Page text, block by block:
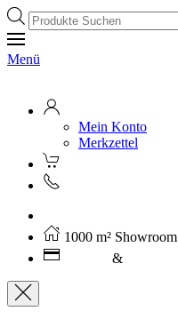
Products
search
Menü
Mein Konto
Merkzettel
1000 m² Showroom
&